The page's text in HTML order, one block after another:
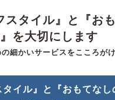
スタイル』と『お
を大切にします
細かいサービスをこころが
イル』と『おもてなし